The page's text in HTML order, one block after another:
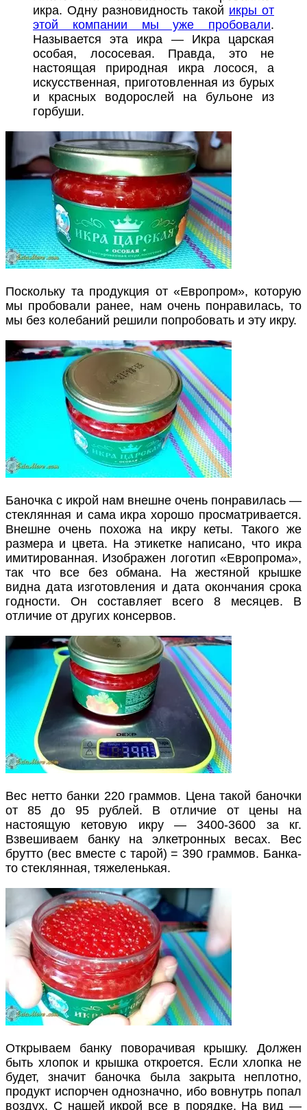
икра. Одну разновидность такой икры от
этой компании мы уже пробовали.
Называется эта икра — Икра царская
особая, лососевая. Правда, это не
настоящая природная икра лосося, а
искусственная, приготовленная из бурых
и красных водорослей на бульоне из
горбуши.
Поскольку та продукция от «Европром», которую
мы пробовали ранее, нам очень понравилась, то
мы без колебаний решили попробовать и эту икру.
Баночка с икрой нам внешне очень понравилась —
стеклянная и сама икра хорошо просматривается.
Внешне очень похожа на икру кеты. Такого же
размера и цвета. На этикетке написано, что икра
имитированная. Изображен логотип «Европрома»,
так что все без обмана. На жестяной крышке
видна дата изготовления и дата окончания срока
годности. Он составляет всего 8 месяцев. В
отличие от других консервов.
Вес нетто банки 220 граммов. Цена такой баночки
от 85 до 95 рублей. В отличие от цены на
настоящую кетовую икру — 3400-3600 за кг.
Взвешиваем банку на элкетронных весах. Вес
брутто (вес вместе с тарой) = 390 граммов. Банка-
то стеклянная, тяжеленькая.
Открываем банку поворачивая крышку. Должен
быть хлопок и крышка откроется. Если хлопка не
будет, значит баночка была закрыта неплотно,
продукт испорчен однозначно, ибо вовнутрь попал
воздух. С нашей икрой все в порядке. На вид —